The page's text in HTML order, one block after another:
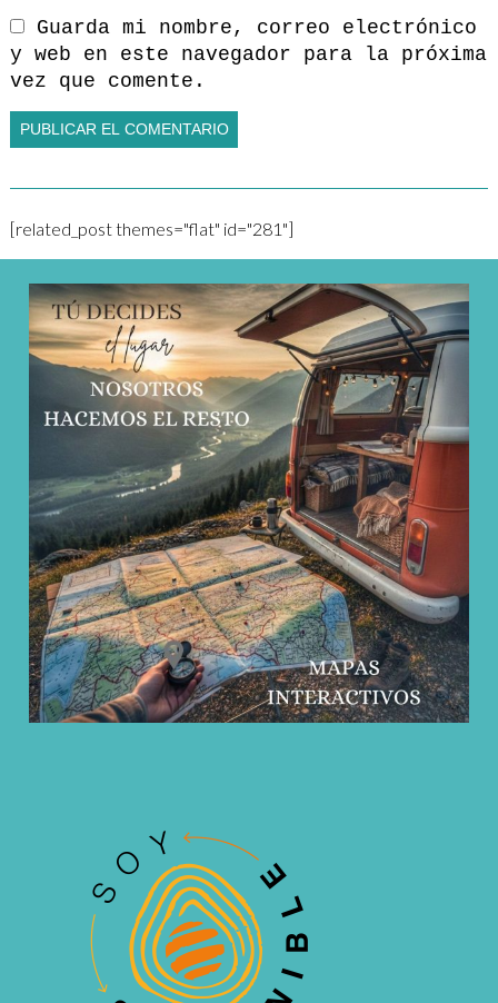
Guarda mi nombre, correo electrónico
y web en este navegador para la próxima
vez que comente.
[related_post themes="flat" id="281"]